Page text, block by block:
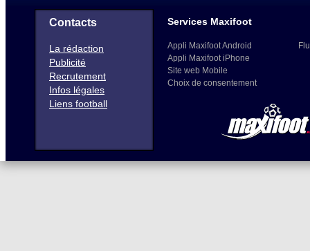
Contacts
La rédaction
Publicité
Recrutement
Infos légales
Liens football
Services Maxifoot
Appli Maxifoot Android
Appli Maxifoot iPhone
Site web Mobile
Choix de consentement